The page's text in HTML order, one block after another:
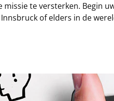
te versterken. Begin
of elders in de